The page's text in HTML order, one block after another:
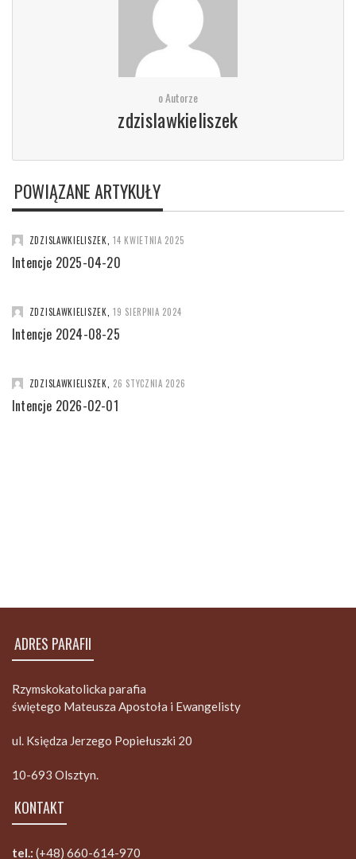
o Autorze
zdzislawkieliszek
POWIĄZANE ARTYKUŁY
ZDZISLAWKIELISZEK 14 KWIETNIA 2025
Intencje 2025-04-20
ZDZISLAWKIELISZEK 19 SIERPNIA 2024
Intencje 2024-08-25
ZDZISLAWKIELISZEK 26 STYCZNIA 2026
Intencje 2026-02-01
ADRES PARAFII
Rzymskokatolicka parafia
świętego Mateusza Apostoła i Ewangelisty
ul. Księdza Jerzego Popiełuszki 20
10-693 Olsztyn.
KONTAKT
tel.: (+48) 660-614-970